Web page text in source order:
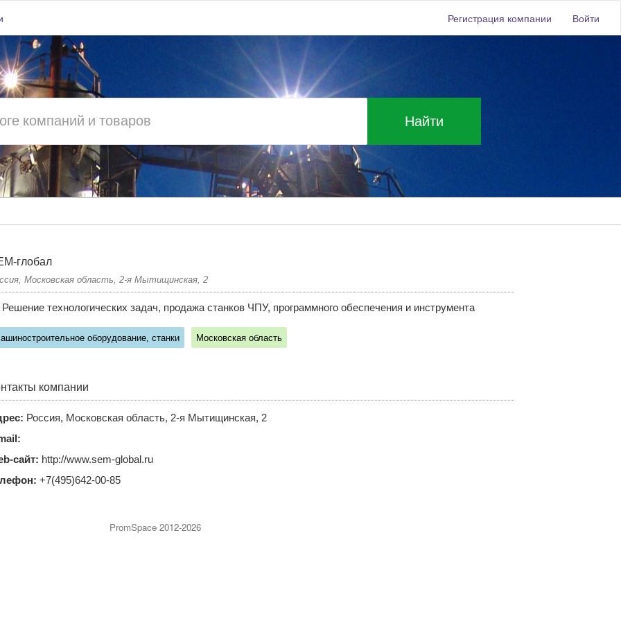
Регистрация компании Войти
Найти
глобал
Московская область, 2-я Мытищинская, 2
Решение технологических задач, продажа станков ЧПУ, программного обеспечения и инструмента
оборудование, станки Московская область
компании
Россия, Московская область, 2-я Мытищинская, 2
сайт: http://www.sem-global.ru
+7(495)642-00-85
PromSpace 2012-2026